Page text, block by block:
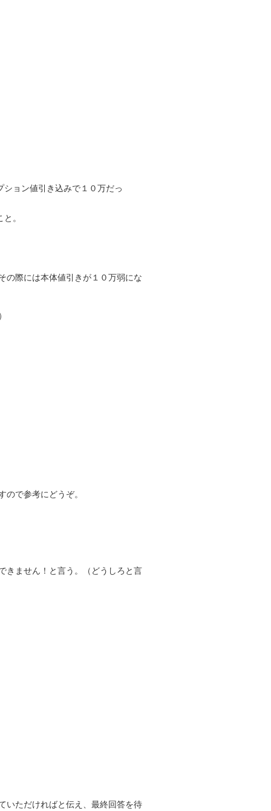
ョン値引き込みで１０万だっ
。
の際には本体値引きが１０万弱にな
ので参考にどうぞ。
きません！と言う。（どうしろと言
いただければと伝え、最終回答を待